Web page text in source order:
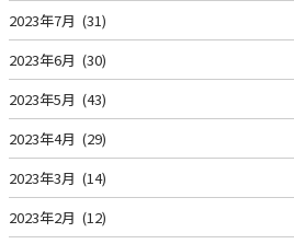
2023年7月 (31)
2023年6月 (30)
2023年5月 (43)
2023年4月 (29)
2023年3月 (14)
2023年2月 (12)